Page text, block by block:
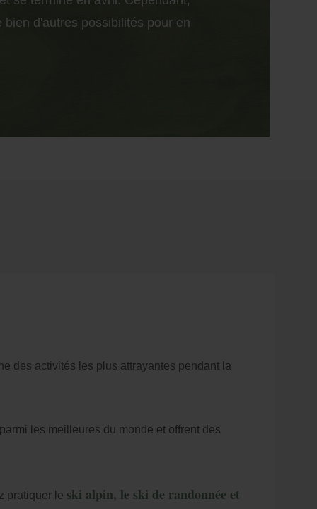
d'autres possibilités pour en
des activités les plus attrayantes pendant la
les meilleures du monde et offrent des
pratiquer le ski alpin, le ski de randonnée et